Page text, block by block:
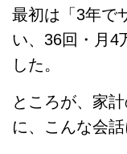
最初は「3年で
い、36回・月4
した。
ところが、家
に、こんな会